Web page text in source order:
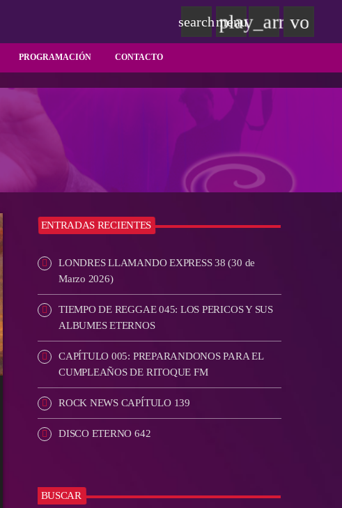
PROGRAMACIÓN CONTACTO
searchmenu
play_arrow
ENTRADAS RECIENTES
LONDRES LLAMANDO EXPRESS 38 (30 de
Marzo 2026)
TIEMPO DE REGGAE 045: LOS PERICOS Y SUS
ALBUMES ETERNOS
CAPÍTULO 005: PREPARANDONOS PARA EL
CUMPLEAÑOS DE RITOQUE FM
ROCK NEWS CAPÍTULO 139
DISCO ETERNO 642
BUSCAR